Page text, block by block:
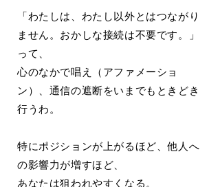
「わたしは、わたし以外とはつながり
ません。おかしな接続は不要です。」
って、
心のなかで唱え（アファメーショ
ン）、通信の遮断をいまでもときどき
行うわ。
特にポジションが上がるほど、他人へ
の影響力が増すほど、
あなたは狙われやすくなる。